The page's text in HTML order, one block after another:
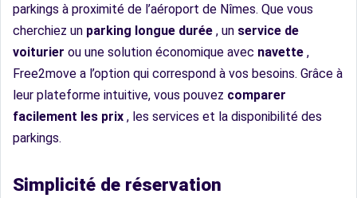
parkings à proximité de l’aéroport de Nîmes. Que vous
cherchiez un parking longue durée , un service de
voiturier ou une solution économique avec navette ,
Free2move a l’option qui correspond à vos besoins. Grâce à
leur plateforme intuitive, vous pouvez comparer
facilement les prix , les services et la disponibilité des
parkings.
Simplicité de réservation